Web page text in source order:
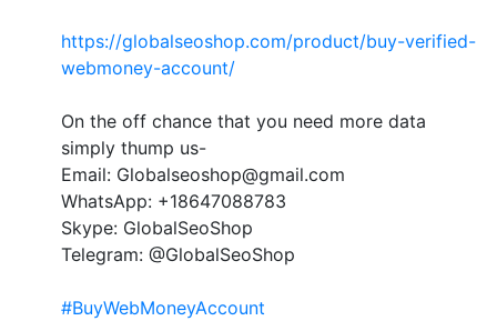
https://globalseoshop.com/product/buy-verified-
webmoney-account/
On the off chance that you need more data
simply thump us-
Email: Globalseoshop@gmail.com
WhatsApp: +18647088783
Skype: GlobalSeoShop
Telegram: @GlobalSeoShop
#BuyWebMoneyAccount